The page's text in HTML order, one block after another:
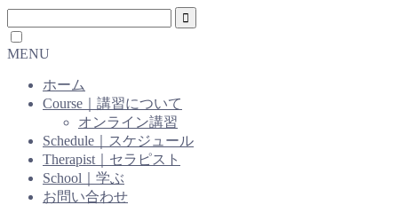
MENU
ホーム
Course｜講習について
オンライン講習
Schedule｜スケジュール
Therapist｜セラピスト
School｜学ぶ
お問い合わせ